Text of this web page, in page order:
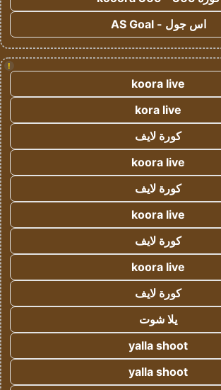
اس جول - AS Goal
!
koora live
kora live
كورة لايف
koora live
كورة لايف
koora live
كورة لايف
koora live
كورة لايف
يلا شوت
yalla shoot
yalla shoot